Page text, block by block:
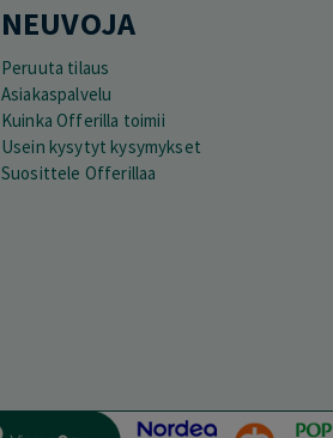
NEUVOJA
Peruuta tilaus
Asiakaspalvelu
Kuinka Offerilla toimii
Usein kysytyt kysymykset
Suosittele Offerillaa